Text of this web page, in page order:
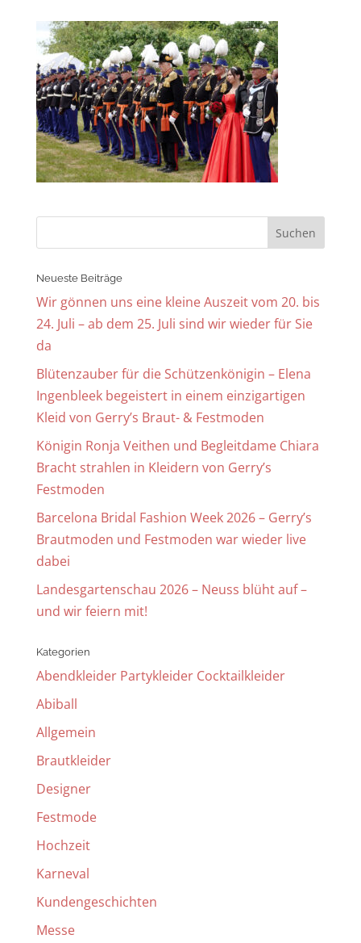
Neueste Beiträge
Wir gönnen uns eine kleine Auszeit vom 20. bis
24. Juli – ab dem 25. Juli sind wir wieder für Sie
da
Blütenzauber für die Schützenkönigin – Elena
Ingenbleek begeistert in einem einzigartigen
Kleid von Gerry’s Braut- & Festmoden
Königin Ronja Veithen und Begleitdame Chiara
Bracht strahlen in Kleidern von Gerry’s
Festmoden
Barcelona Bridal Fashion Week 2026 – Gerry’s
Brautmoden und Festmoden war wieder live
dabei
Landesgartenschau 2026 – Neuss blüht auf –
und wir feiern mit!
Kategorien
Abendkleider Partykleider Cocktailkleider
Abiball
Allgemein
Brautkleider
Designer
Festmode
Hochzeit
Karneval
Kundengeschichten
Messe